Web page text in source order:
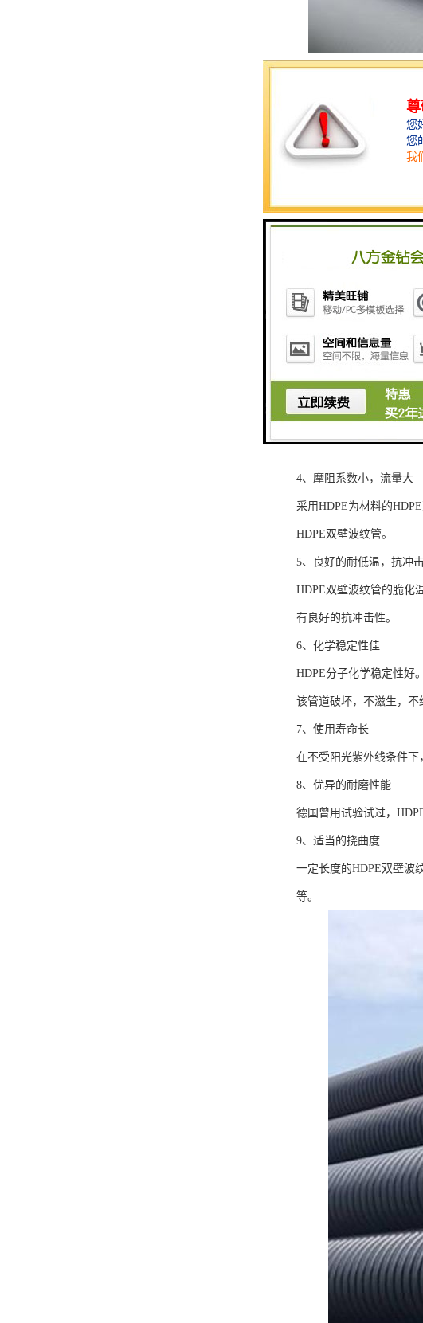
1、抗外压能力强
外壁呈环形波纹状结构
2、工程造价低
在等负荷的条件下，
料，所以HDPE双壁波纹
3、施工方便
由于HDPE双壁波纹管重
4、摩阻系数小，流量大
采用HDPE为材料的
HDPE双壁波纹管。
5、良好的耐低温，抗冲
HDPE双壁波纹管的脆化
有良好的抗冲击性。
6、化学稳定性佳
HDPE分子化学稳定性好
该管道破坏，不滋生，不
7、使用寿命长
在不受阳光紫外线条件下
8、优异的耐磨性能
德国曾用试验试过，
9、适当的挠曲度
一定长度的HDPE双壁波
等。